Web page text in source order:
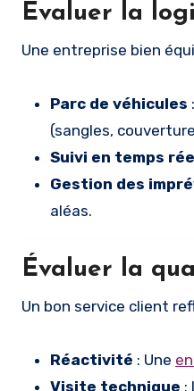
Évaluer la
Une entreprise bien
Parc de véhicules
(sangles,
Suivi en temps
Gestion des
aléas.
Évaluer la
Un bon service client
Réactivité : Une
Visite technique :